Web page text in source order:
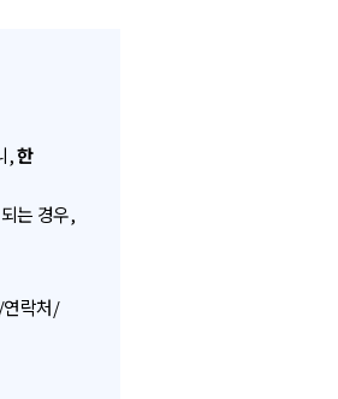
,한
는 경우,
연락처/